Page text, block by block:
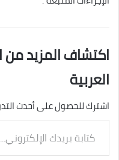
اكتشاف المزيد من
العربية
اشترك للحصول على أحدث
بريدك